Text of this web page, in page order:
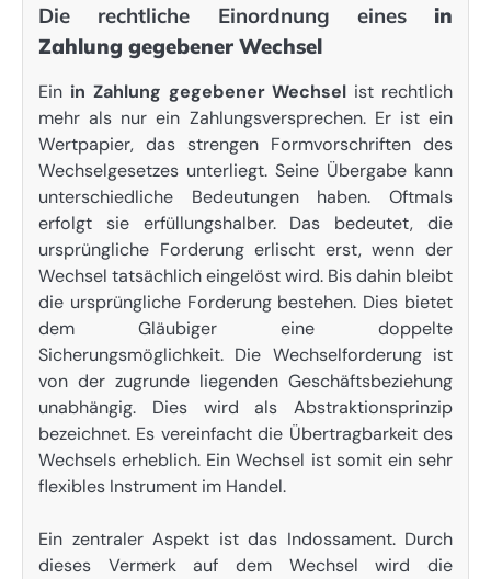
Die rechtliche Einordnung eines in
Zahlung gegebener Wechsel
Ein in Zahlung gegebener Wechsel ist rechtlich
mehr als nur ein Zahlungsversprechen. Er ist ein
Wertpapier, das strengen Formvorschriften des
Wechselgesetzes unterliegt. Seine Übergabe kann
unterschiedliche Bedeutungen haben. Oftmals
erfolgt sie erfüllungshalber. Das bedeutet, die
ursprüngliche Forderung erlischt erst, wenn der
Wechsel tatsächlich eingelöst wird. Bis dahin bleibt
die ursprüngliche Forderung bestehen. Dies bietet
dem Gläubiger eine doppelte
Sicherungsmöglichkeit. Die Wechselforderung ist
von der zugrunde liegenden Geschäftsbeziehung
unabhängig. Dies wird als Abstraktionsprinzip
bezeichnet. Es vereinfacht die Übertragbarkeit des
Wechsels erheblich. Ein Wechsel ist somit ein sehr
flexibles Instrument im Handel.
Ein zentraler Aspekt ist das Indossament. Durch
dieses Vermerk auf dem Wechsel wird die